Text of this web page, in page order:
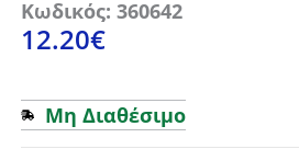
Κωδικός: 360642
12.20€
Μη Διαθέσιμο